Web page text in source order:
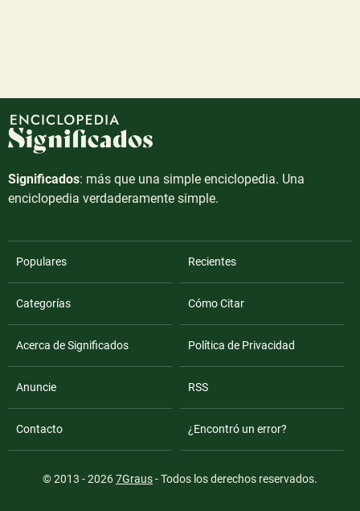
Significados: más que una simple enciclopedia. Una
enciclopedia verdaderamente simple.
Populares Recientes
Categorías Cómo Citar
Acerca de Significados Política de Privacidad
Anuncie RSS
Contacto ¿Encontró un error?
© 2013 - 20267Graus- Todos los derechos reservados.